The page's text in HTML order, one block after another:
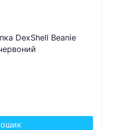
DexShell Beanie